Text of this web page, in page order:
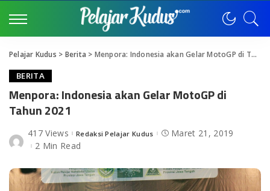
Pelajar Kudus > Berita > Menpora: Indonesia akan Gelar MotoGP di Tahun 2021
BERITA
Menpora: Indonesia akan Gelar MotoGP di
Tahun 2021
417 ViewsPosted
by
Redaksi Pelajar Kudus
Maret 21, 2019
2 Min Read